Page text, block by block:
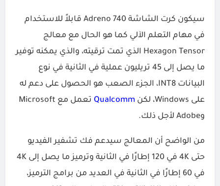
سيكون كرت الشاشة Adreno 740 قابلاً للاستخدام
في مهام التعلم الآلي كما هو الحال مع معالج
Hexagon Tensor الذي تمت ترقيته، والذي يمكنه توفير
ما يصل إلى 45 تريليون عملية في الثانية في نوع
البيانات INT8، الجزء الصعب هو الحصول على دعم له
على Windows، لكن
Qualcomm
تعمل مع Microsoft
وAdobe لأجل ذلك.
من الواضح أن المعالج سيدعم فك تشفير الفيديو
حتى 4K في 120 إطارًا في الثانية وترميز ما يصل إلى 4K
في 60 إطارًا في الثانية في العديد من برامج الترميز،